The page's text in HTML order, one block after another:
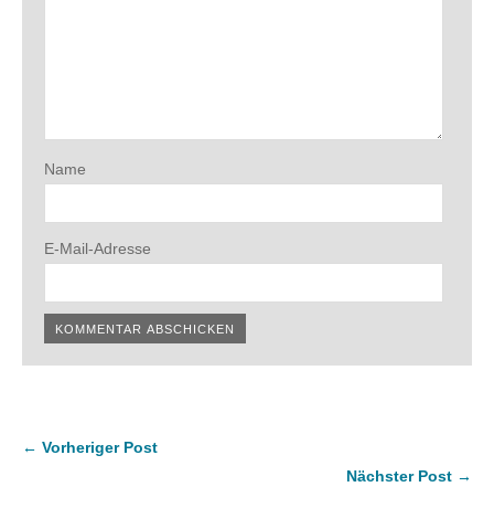
Name
E-Mail-Adresse
← Vorheriger Post
Nächster Post →